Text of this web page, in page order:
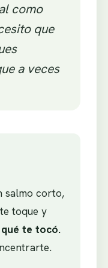
como
que
a veces
salmo corto,
toque y
te tocó.